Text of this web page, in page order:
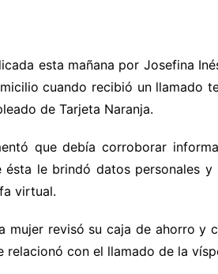
esta mañana por Josefina
cuando recibió un llamado
de Tarjeta Naranja.
que debía corroborar
le brindó datos personales
virtual.
mujer revisó su caja de ahorro
relacionó con el llamado de la